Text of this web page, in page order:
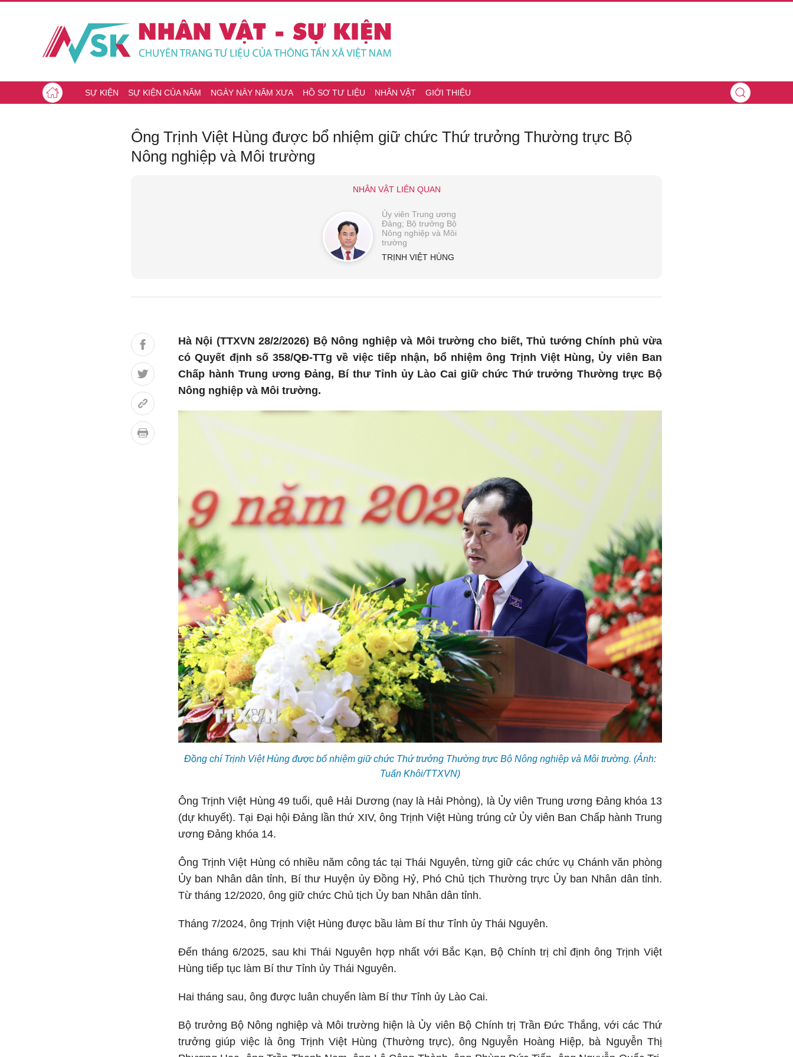
SỰ KIỆN SỰ KIỆN CỦA NĂM NGÀY NÀY NĂM XƯA HỒ SƠ TƯ LIỆU NHÂN VẬT GIỚI THIỆU
Ông Trịnh Việt Hùng được bổ nhiệm giữ chức Thứ trưởng Thường trực Bộ
Nông nghiệp và Môi trường
NHÂN VẬT LIÊN QUAN
Ủy viên Trung ương
Đảng; Bộ trưởng Bộ
Nông nghiệp và Môi
trường
TRỊNH VIỆT HÙNG
Hà Nội (TTXVN 28/2/2026) Bộ Nông nghiệp và Môi trường cho biết, Thủ tướng Chính phủ vừa
có Quyết định số 358/QĐ-TTg về việc tiếp nhận, bổ nhiệm ông Trịnh Việt Hùng, Ủy viên Ban
Chấp hành Trung ương Đảng, Bí thư Tỉnh ủy Lào Cai giữ chức Thứ trưởng Thường trực Bộ
Nông nghiệp và Môi trường.
Đồng chí Trịnh Việt Hùng được bổ nhiệm giữ chức Thứ trưởng Thường trực Bộ Nông nghiệp và Môi trường. (Ảnh:
Tuấn Khôi/TTXVN)
Ông Trịnh Việt Hùng 49 tuổi, quê Hải Dương (nay là Hải Phòng), là Ủy viên Trung ương Đảng khóa 13
(dự khuyết). Tại Đại hội Đảng lần thứ XIV, ông Trịnh Việt Hùng trúng cử Ủy viên Ban Chấp hành Trung
ương Đảng khóa 14.
Ông Trịnh Việt Hùng có nhiều năm công tác tại Thái Nguyên, từng giữ các chức vụ Chánh văn phòng
Ủy ban Nhân dân tỉnh, Bí thư Huyện ủy Đồng Hỷ, Phó Chủ tịch Thường trực Ủy ban Nhân dân tỉnh.
Từ tháng 12/2020, ông giữ chức Chủ tịch Ủy ban Nhân dân tỉnh.
Tháng 7/2024, ông Trịnh Việt Hùng được bầu làm Bí thư Tỉnh ủy Thái Nguyên.
Đến tháng 6/2025, sau khi Thái Nguyên hợp nhất với Bắc Kạn, Bộ Chính trị chỉ định ông Trịnh Việt
Hùng tiếp tục làm Bí thư Tỉnh ủy Thái Nguyên.
Hai tháng sau, ông được luân chuyển làm Bí thư Tỉnh ủy Lào Cai.
Bộ trưởng Bộ Nông nghiệp và Môi trường hiện là Ủy viên Bộ Chính trị Trần Đức Thắng, với các Thứ
trưởng giúp việc là ông Trịnh Việt Hùng (Thường trực), ông Nguyễn Hoàng Hiệp, bà Nguyễn Thị